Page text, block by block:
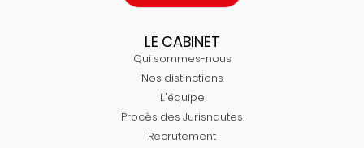
LE CABINET
Qui sommes-nous
Nos distinctions
L'équipe
Procès des Jurisnautes
Recrutement